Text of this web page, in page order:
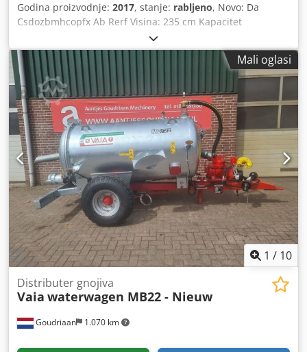
Godina proizvodnje: 2017, stanje: rabljeno, Novo: Da
Csdozbmhcopfx Ab Rerf Visina: 235 cm Kapacitet
Mali oglasi
1 / 10
Goudriaan 1.070 km
Distributer gnojiva
Vaia waterwagen MB22 - Nieuw